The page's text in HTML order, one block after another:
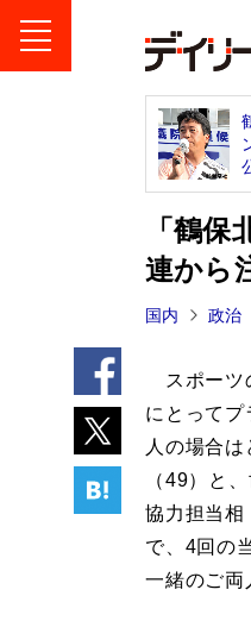
「鶴
連から
国内 政治
スポーツ
にとって
人の場合
（49）と
協力担当相
で、4回の
一緒のご